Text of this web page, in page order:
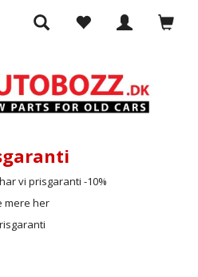
vi prisgaranti -10%
mere her